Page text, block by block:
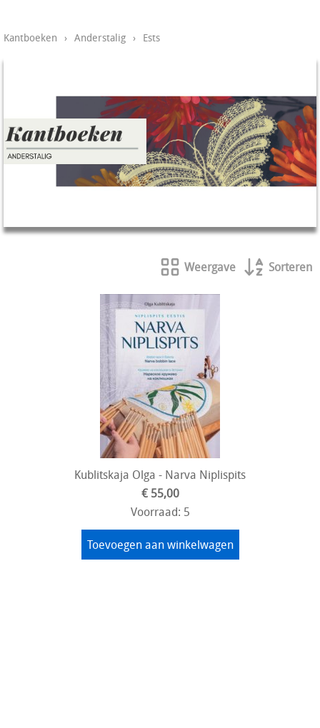
Kantboeken › Anderstalig › Ests
Weergave Sorteren
Kublitskaja Olga - Narva Niplispits
€ 55,00
Voorraad: 5
Toevoegen aan winkelwagen